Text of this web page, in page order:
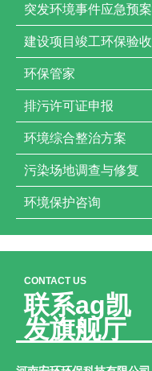
突发环境事件应急预案
建设项目竣工环保验收
环保管家
排污许可证申报
环境综合整治方案
污染场地调查与修复
环境保护咨询
CONTACT US
联系ag凯
发旗舰厅